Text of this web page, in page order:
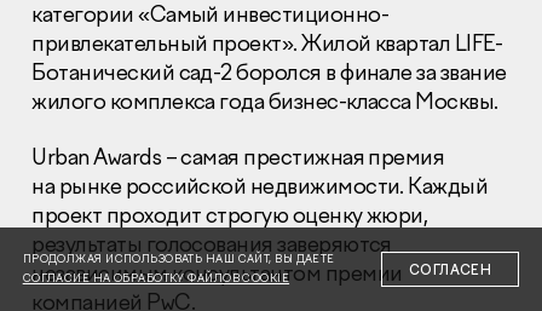
Глaвный oфиc
+7 (495) 502 95 59
Отдел продаж
+7 (495) 641-35-35
Заказать звонок
© 2001-2026 Компания «Пионер»
категории «Самый инвестиционно-
привлекательный проект». Жилой квартал LIFE-
Ботанический сад-2 боролся в финале за звание
жилого комплекса года бизнес-класса Москвы.
Urban Awards – самая престижная премия
на рынке российской недвижимости. Каждый
проект проходит строгую оценку жюри,
результаты голосования заверяются
независимым консультантом премии
компанией PwC.
ПРОДОЛЖАЯ ИСПОЛЬЗОВАТЬ НАШ САЙТ, ВЫ ДАЕТЕ
СОГЛАСИЕ НА ОБРАБОТКУ ФАЙЛОВ COOKIE
СОГЛАСЕН